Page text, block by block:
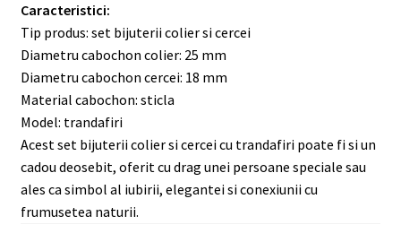
Caracteristici:
Tip produs: set bijuterii colier si cercei
Diametru cabochon colier: 25 mm
Diametru cabochon cercei: 18 mm
Material cabochon: sticla
Model: trandafiri
Acest set bijuterii colier si cercei cu trandafiri poate fi si un
cadou deosebit, oferit cu drag unei persoane speciale sau
ales ca simbol al iubirii, elegantei si conexiunii cu
frumusetea naturii.
si
cercei
cu
trandafiri
argintiu
200500